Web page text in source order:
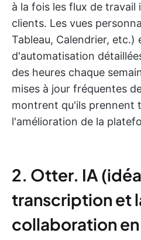
à la fois les flux de
clients. Les vues
Tableau, Calendrier, etc.)
d'automatisation
des heures chaque
mises à jour fréquentes
montrent qu'ils prennent
l'amélioration de la
2. Otter. IA
transcription et
collaboration